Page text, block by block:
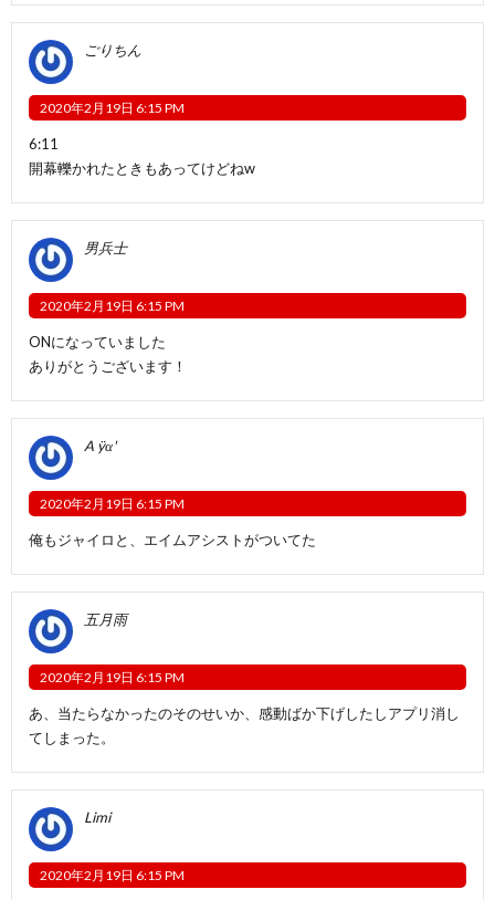
ごりちん
2020年2月19日 6:15 PM
6:11
開幕轢かれたときもあってけどねw
男兵士
2020年2月19日 6:15 PM
ONになっていました
ありがとうございます！
A ÿα'
2020年2月19日 6:15 PM
俺もジャイロと、エイムアシストがついてた
五月雨
2020年2月19日 6:15 PM
あ、当たらなかったのそのせいか、感動ばか下げしたしアプリ消し
てしまった。
Limi
2020年2月19日 6:15 PM